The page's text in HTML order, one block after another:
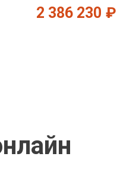
2 386 230 ₽